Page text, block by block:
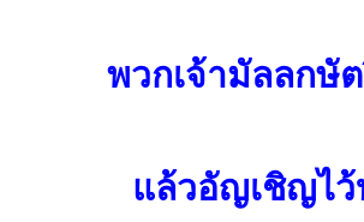
พวกเจ้ามัลลกษั
แล้วอัญเชิญไว้